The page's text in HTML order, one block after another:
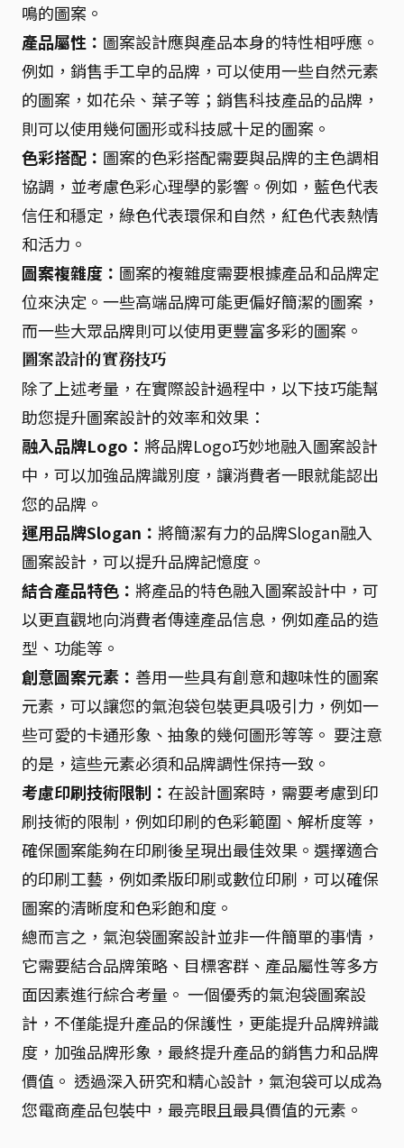
鳴的圖案。
產品屬性： 圖案設計應與產品本身的特性相呼應。
例如，銷售手工皁的品牌，可以使用一些自然元素
的圖案，如花朵、葉子等；銷售科技產品的品牌，
則可以使用幾何圖形或科技感十足的圖案。
色彩搭配： 圖案的色彩搭配需要與品牌的主色調相
協調，並考慮色彩心理學的影響。例如，藍色代表
信任和穩定，綠色代表環保和自然，紅色代表熱情
和活力。
圖案複雜度： 圖案的複雜度需要根據產品和品牌定
位來決定。一些高端品牌可能更偏好簡潔的圖案，
而一些大眾品牌則可以使用更豐富多彩的圖案。
圖案設計的實務技巧
除了上述考量，在實際設計過程中，以下技巧能幫
助您提升圖案設計的效率和效果：
融入品牌Logo： 將品牌Logo巧妙地融入圖案設計
中，可以加強品牌識別度，讓消費者一眼就能認出
您的品牌。
運用品牌Slogan： 將簡潔有力的品牌Slogan融入
圖案設計，可以提升品牌記憶度。
結合產品特色： 將產品的特色融入圖案設計中，可
以更直觀地向消費者傳達產品信息，例如產品的造
型、功能等。
創意圖案元素： 善用一些具有創意和趣味性的圖案
元素，可以讓您的氣泡袋包裝更具吸引力，例如一
些可愛的卡通形象、抽象的幾何圖形等等。 要注意
的是，這些元素必須和品牌調性保持一致。
考慮印刷技術限制： 在設計圖案時，需要考慮到印
刷技術的限制，例如印刷的色彩範圍、解析度等，
確保圖案能夠在印刷後呈現出最佳效果。選擇適合
的印刷工藝，例如柔版印刷或數位印刷，可以確保
圖案的清晰度和色彩飽和度。
總而言之，氣泡袋圖案設計並非一件簡單的事情，
它需要結合品牌策略、目標客群、產品屬性等多方
面因素進行綜合考量。 一個優秀的氣泡袋圖案設
計，不僅能提升產品的保護性，更能提升品牌辨識
度，加強品牌形象，最終提升產品的銷售力和品牌
價值。 透過深入研究和精心設計，氣泡袋可以成為
您電商產品包裝中，最亮眼且最具價值的元素。